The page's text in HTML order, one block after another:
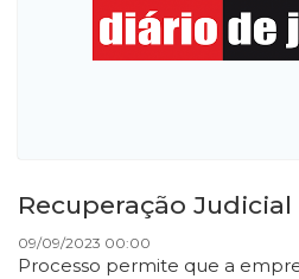
Recuperação Judicial
09/09/2023 00:00
Processo permite que a